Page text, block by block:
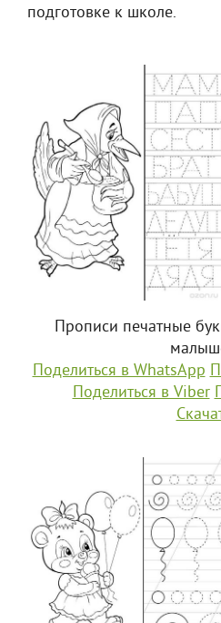
подготовке к школе.
Прописи печатные
Поделиться в WhatsApp
Поделиться в Viber